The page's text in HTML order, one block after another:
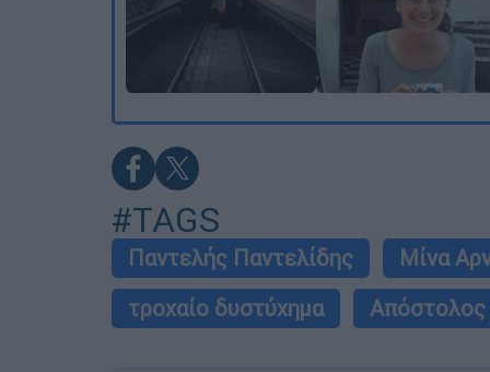
#TAGS
Παντελής Παντελίδης Μίνα
τροχαίο δυστύχημα